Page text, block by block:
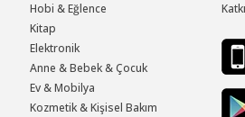
Hobi & Eğlence
Kitap
Elektronik
Anne & Bebek & Çocuk
Ev & Mobilya
Kozmetik & Kişisel Bakım